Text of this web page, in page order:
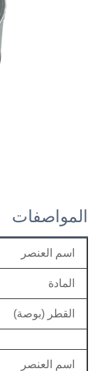
المواصفات
اسم العنصر
المادة
القطر (بوصة)
اسم العنصر